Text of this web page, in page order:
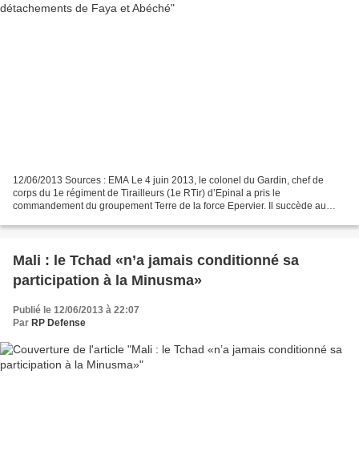
12/06/2013 Sources : EMA Le 4 juin 2013, le colonel du Gardin, chef de
corps du 1e régiment de Tirailleurs (1e RTir) d’Epinal a pris le
commandement du groupement Terre de la force Epervier. Il succède au
Mali : le Tchad «n’a jamais conditionné sa
participation à la Minusma»
Publié le 12/06/2013 à 22:07
Par RP Defense